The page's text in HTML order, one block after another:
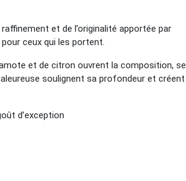
et de l’originalité apportée par
ceux qui les portent.
et de citron ouvrent la composition, se
soulignent sa profondeur et créent
d’exception